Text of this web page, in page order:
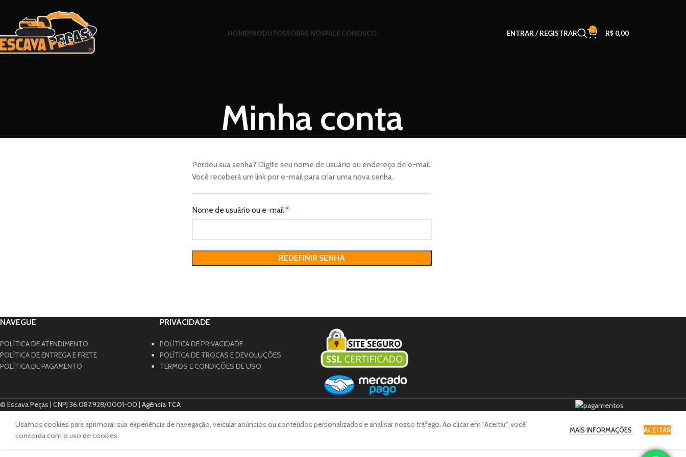
HOMEPRODUTOSSOBRE NÓSFALE CONOSCO ENTRAR / REGISTRAR 0 R$ 0,00
Minha conta
Perdeu sua senha? Digite seu nome de usuário ou endereço de e-mail.
Você receberá um link por e-mail para criar uma nova senha.
Nome de usuário ou e-mail*
REDEFINIR SENHA
NAVEGUE
POLÍTICA DE ATENDIMENTO
POLÍTICA DE ENTREGA E FRETE
POLÍTICA DE PAGAMENTO
PRIVACIDADE
POLÍTICA DE PRIVACIDADE
POLÍTICA DE TROCAS E DEVOLUÇÕES
TERMOS E CONDIÇÕES DE USO
© Escava Peças | CNPJ 36.087.928/0001-00 | Agência TCA
Usamos cookies para aprimorar sua experiência de navegação, veicular anúncios ou conteúdos personalizados e analisar nosso tráfego. Ao clicar em "Aceitar", você
concorda com o uso de cookies.
MAIS INFORMAÇÕES ACEITAR